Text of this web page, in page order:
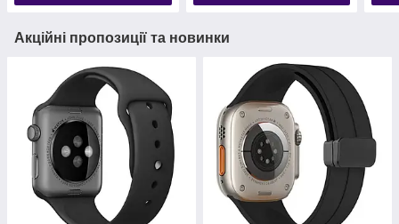
Акційні пропозиції та новинки